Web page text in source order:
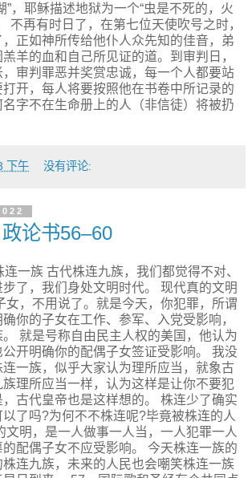
”，耶稣描述地狱为一个“虫是不死的，火
不再有时日了，在第七位天使吹号之时，
正如神所传给他仆人众先知的佳音，弟
羊的血和自己所见证的道。到审判日，
审判罪恶并奖赏忠诚，每一个人都要站
开，每人将要按照他在书卷中所记录的
字不在生命册上的人（非信徒）将被扔
下午 没有评论:
论书56–60
一族 古代株连九族，我们都觉得不对、
了，我们身处文明时代。 现代真的文明
女，不用说了。就是今天，你犯罪，所谓
你的子女在工作、参军、入党受影响，
就是号称自由民主人权的美国，他认为
开明确你的配偶子女签证受影响。 我没
一族，似乎大家认为理所应当，就象古
理所应当一样，认为这样是让你不要犯
古代皇帝也是这样想的。 株连少了确实
了吗?为何不不株连呢?毕竟被株连的人
文明，是一人做事一人当，一人犯罪一人
配偶子女不应受影响。 今天株连一族的
连九族，未来的人民也会嘲笑株连一族